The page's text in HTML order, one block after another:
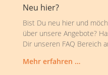
Neu hier?
Bist Du neu hier und
über unsere Angebote?
Dir unseren FAQ Bereich
Mehr erfahren …